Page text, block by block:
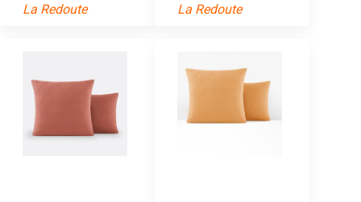
La Redoute
La Redoute